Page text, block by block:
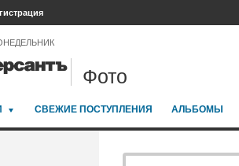
Фото
СВЕЖИЕ ПОСТУПЛЕНИЯ АЛЬБОМЫ